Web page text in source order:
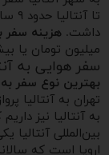
تا
داشت. هزینه سفر
میلیون تومان یا
سفر هوایی به
بهترین نوع سفر به
تهران به آنتالیا
به آنتالیا نیز
بین‌المللی آنتالیا